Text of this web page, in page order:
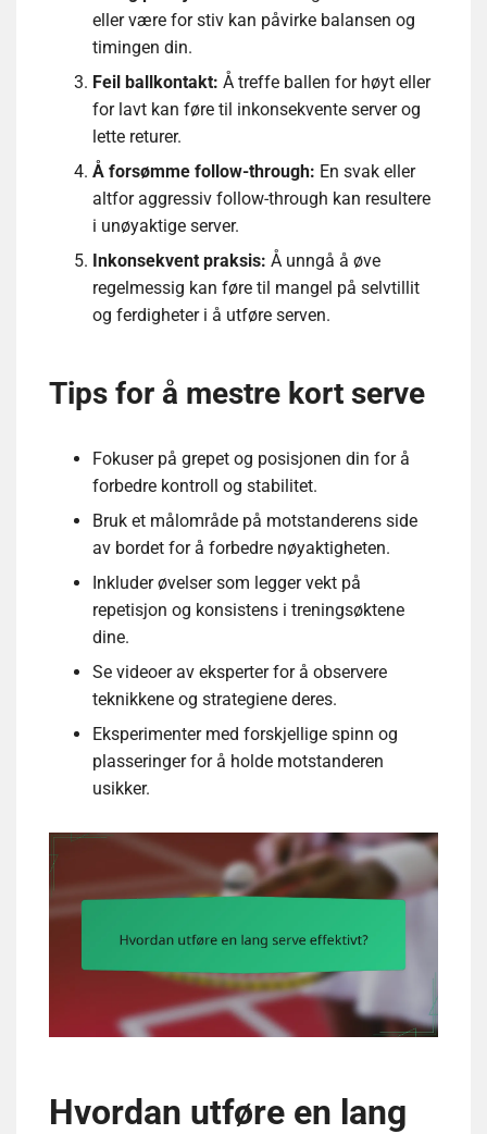
eller være for stiv kan påvirke balansen og
timingen din.
Feil ballkontakt: Å treffe ballen for høyt eller
for lavt kan føre til inkonsekvente server og
lette returer.
Å forsømme follow-through: En svak eller
altfor aggressiv follow-through kan resultere
i unøyaktige server.
Inkonsekvent praksis: Å unngå å øve
regelmessig kan føre til mangel på selvtillit
og ferdigheter i å utføre serven.
Tips for å mestre kort serve
Fokuser på grepet og posisjonen din for å
forbedre kontroll og stabilitet.
Bruk et målområde på motstanderens side
av bordet for å forbedre nøyaktigheten.
Inkluder øvelser som legger vekt på
repetisjon og konsistens i treningsøktene
dine.
Se videoer av eksperter for å observere
teknikkene og strategiene deres.
Eksperimenter med forskjellige spinn og
plasseringer for å holde motstanderen
usikker.
Hvordan utføre en lang